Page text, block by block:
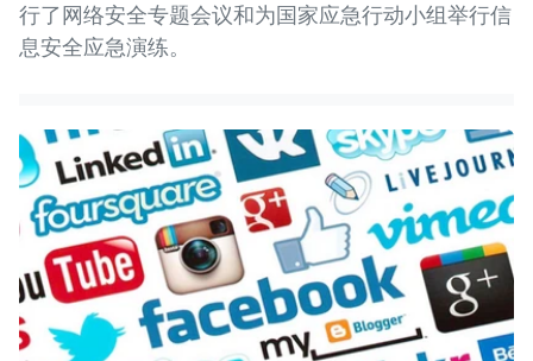
行了网络安全专题会议和为国家应急行动小组举行信
息安全应急演练。